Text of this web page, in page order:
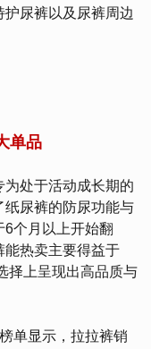
尿裤以及尿裤周边
单品
处于活动成长期的
纸尿裤的防尿功能与
6个月以上开始翻
能热卖主要得益于
择上呈现出高品质与
单显示，拉拉裤销